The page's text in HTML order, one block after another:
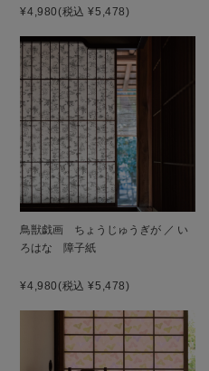
¥4,980(税込 ¥5,478)
鳥獣戯画 ちょうじゅうぎが ／ い
ろはな 障子紙
¥4,980(税込 ¥5,478)